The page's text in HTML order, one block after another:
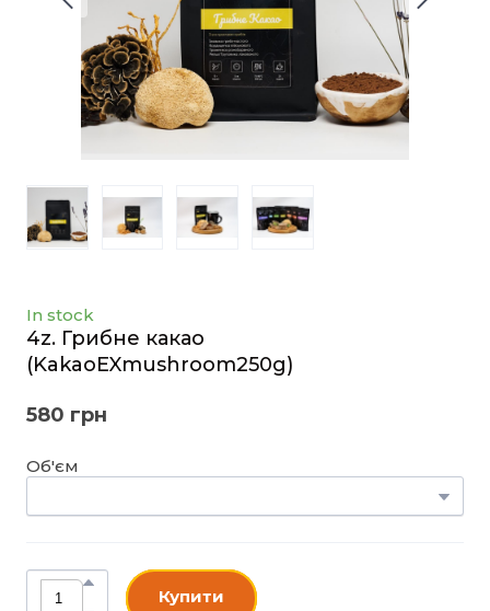
In stock
4z. Грибне какао
(KakaoEXmushroom250g)
580 грн
Об'єм
Купити